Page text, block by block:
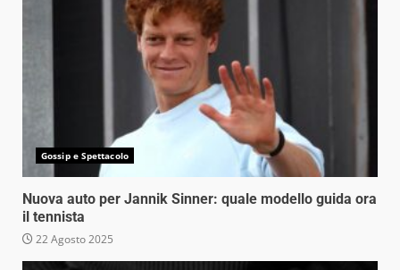
Gossip e Spettacolo
Nuova auto per Jannik Sinner: quale modello guida ora
il tennista
22 Agosto 2025